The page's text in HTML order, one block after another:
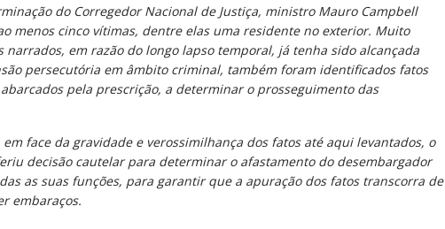
do Corregedor Nacional de Justiça, ministro Mauro Campbell
menos cinco vítimas, dentre elas uma residente no exterior. Muito
narrados, em razão do longo lapso temporal, já tenha sido alcançada
persecutória em âmbito criminal, também foram identificados fatos
pela prescrição, a determinar o prosseguimento das
face da gravidade e verossimilhança dos fatos até aqui levantados, o
decisão cautelar para determinar o afastamento do desembargador
as suas funções, para garantir que a apuração dos fatos transcorra de
embaraços.